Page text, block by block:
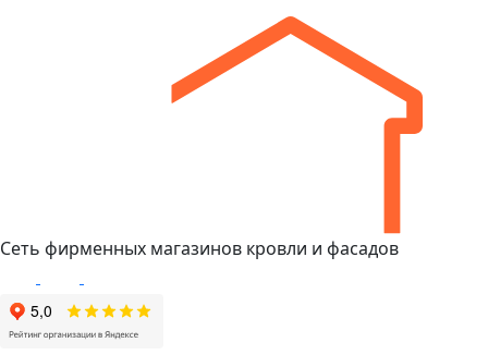
Сеть фирменных магазинов кровли и фасадов